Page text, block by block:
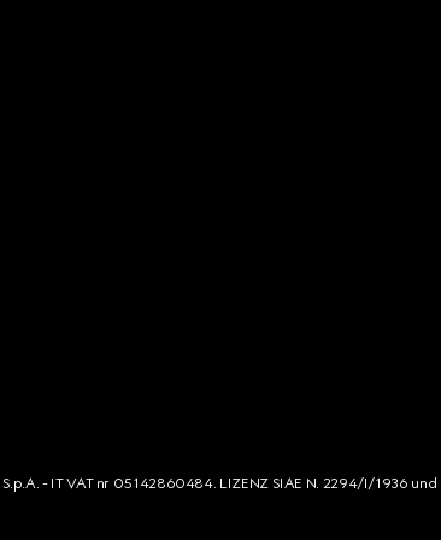
- IT VAT nr 05142860484. LIZENZ SIAE N. 2294/I/1936